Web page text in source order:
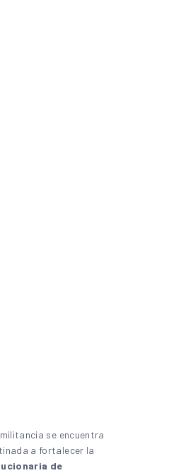
se encuentra
a fortalecer la
de